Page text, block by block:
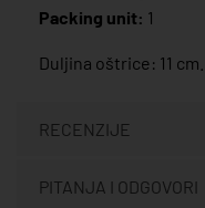
Packing unit: 1
Duljina oštrice: 11 cm.
RECENZIJE
PITANJA I ODGOVORI